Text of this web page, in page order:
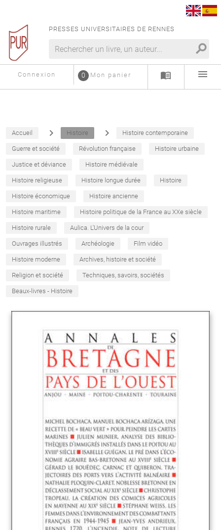
PRESSES UNIVERSITAIRES DE RENNES
search
Connexion Mon panier
0 menu_book menu
Accueil navigate_next Histoire navigate_next Histoire contemporaine
Guerre et société Révolution française Histoire urbaine
Justice et déviance Histoire médiévale
Histoire religieuse Histoire longue durée Histoire
Histoire économique Histoire ancienne
Histoire maritime Histoire politique de la France au XXe siècle
Histoire rurale Aulica. L'Univers de la cour
Ouvrages illustrés Archéologie Film vidéo
Histoire moderne Archives, histoire et société
Religion et société Techniques, savoirs, sociétés
Beaux-livres - Histoire